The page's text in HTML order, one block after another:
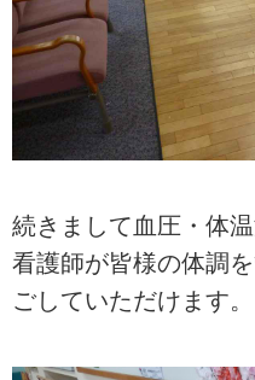
続きまして血圧・体温
看護師が皆様の体調
ごしていただけます。